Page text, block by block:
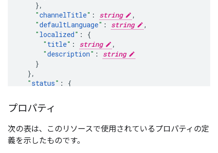
},
"channelTitle" : string
,
"defaultLanguage" : string
,
" localized" :
" title" : string
,
"description" :
string
},
"status" :
"podcastStatus
} ,
"itemCount": unsigned integer
} ,
プロパティ
次の表は、このリソースで使用されているプロパティの定
義を示したものです。